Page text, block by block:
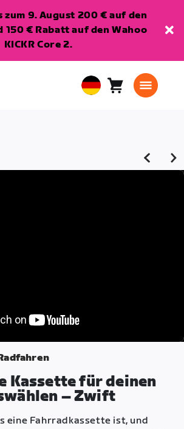
zum 9. August 200 € auf den
150 € Rabatt auf den Wahoo
KICKR Core 2.
EuropeanWarenkorb
Kassette für deinen
– Zwift
eine Fahrradkassette ist, und